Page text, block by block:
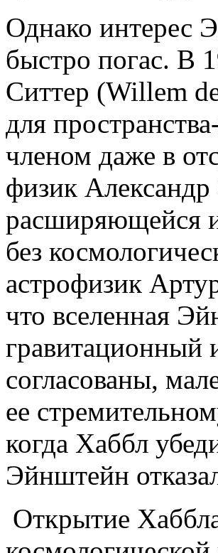
Однако интерес
быстро погас. В
Ситтер (Willem
для
членом даже в
физик
расширяющейся
без
астрофизик
что вселенная
гравитационный
согласованы,
ее
когда Хаббл
Эйнштейн
Открытие